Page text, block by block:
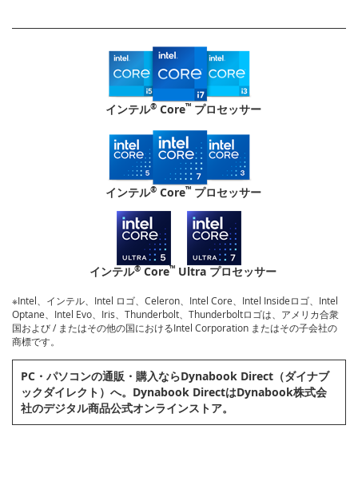
インテル®Core™プロセッサー
インテル®Core™プロセッサー
インテル® Core™ Ultra プロセッサー
※Intel、インテル、Intel ロゴ、Celeron、Intel Core、Intel Insideロゴ、Intel
Optane、Intel Evo、Iris、Thunderbolt、Thunderboltロゴは、アメリカ合衆
国および / またはその他の国におけるIntel Corporation またはその子会社の
商標です。
PC・パソコンの通販・購⼊ならDynabook Direct（ダイナブ
ックダイレクト）へ。Dynabook DirectはDynabook株式会
社のデジタル商品公式オンラインストア。